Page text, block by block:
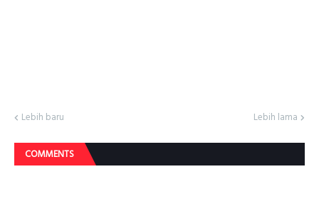
Lebih baru Lebih lama
COMMENTS